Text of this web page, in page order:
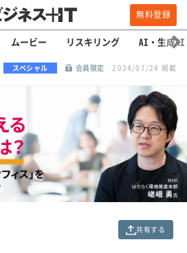
無料登録
ムービー リスキリング AI・生成AI
スペシャル 会員限定 2024/07/24 掲載
共有する